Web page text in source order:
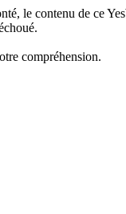
le contenu de ce
compréhension.